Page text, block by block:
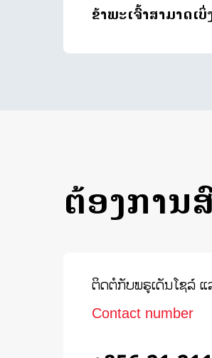
ຂ້າພະເຈົ້າສາມາດເ
ຕ້ອງການ
ຕິດຕໍກັບພຣູເດັນໂຊລ໌ ແ
Contact number